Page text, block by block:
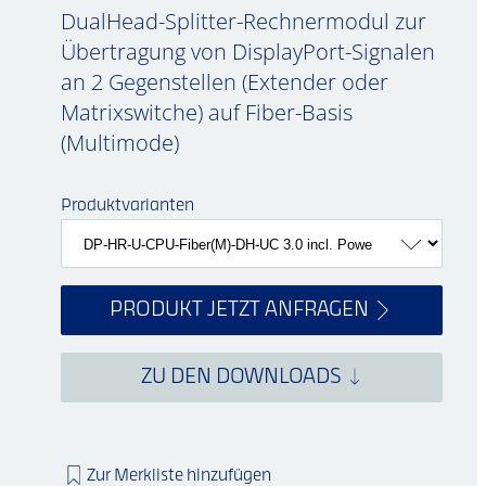
DualHead-Splitter-Rechnermodul zur
Übertragung von DisplayPort-Signalen
an 2 Gegenstellen (Extender oder
Matrixswitche) auf Fiber-Basis
(Multimode)
Produktvarianten
PRODUKT JETZT ANFRAGEN
ZU DEN DOWNLOADS
Zur Merkliste hinzufügen